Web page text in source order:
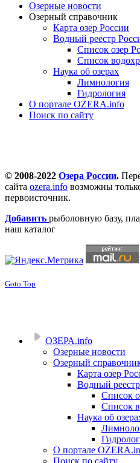
Озерные новости
Озерный справочник
Карта озер России
Водный реестр
Список озер
Список
Наука об озерах
Лимнология
Гидрология
О портале OZERA.info
Поиск по сайту
© 2008-2022 Озера России.
сайта ozera.info возможны
первоисточник.
Добавить рыболовную базу,
наш каталог
Goto Top
ОЗЕРА.info
Озерные новости
Озерный
Карта озер
Водный
Список
Список
Наука об
О портале